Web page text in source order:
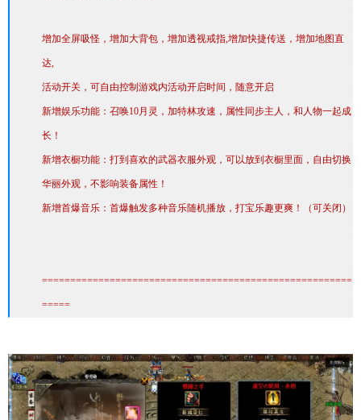
增加全屏吸怪，增加大背包，增加透视戒指,增加快捷传送，增加地图直
达,
活动开关，可自由控制游戏内活动开启时间，随意开启
新增娱乐功能：召唤10月灵，加特林攻速，属性同步主人，和人物一起成
长！
新增衣橱功能：打到喜欢的武器衣服外观，可以放到衣橱里面，自由切换
华丽外观，不影响装备属性！
新增首爆音乐：首爆触发多种音乐随机播放，打宝乐趣更爽！（可关闭）
=======================================================
=====